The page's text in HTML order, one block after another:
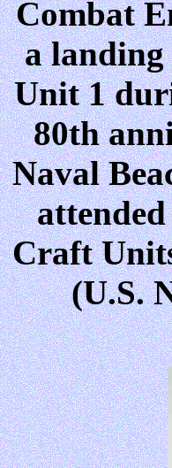
Combat
a
Unit 1
80th
Naval
Craft
(U.S.